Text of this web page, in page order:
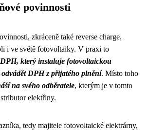
povinnosti
zkráceně také reverse charge,
i ve světě fotovoltaiky. V praxi to
který instaluje fotovoltaickou
DPH z přijatého plnění. Místo toho
na svého odběratele, kterým je v tomto
elektřiny.
tedy majitele fotovoltaické elektrárny,